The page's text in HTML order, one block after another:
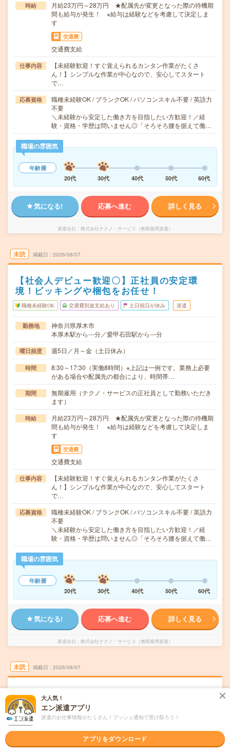
時給
月給23万円～28万円 ★配属先が変更となった際の待機期
間も給与が発生！ ※給与は経験などを考慮して決定しま
す
交通費
交通費支給
仕事内容
【未経験歓迎！すぐ覚えられるカンタン作業がたくさ
ん！】シンプルな作業が中心なので、安心してスタート
で…
応募資格
職種未経験OK / ブランクOK / パソコンスキル不要 / 英語力
不要
＼未経験から安定した働き方を目指したい方歓迎！／経
験・資格・学歴は問いません◎「そろそろ腰を据えて働…
職場の雰囲気
年齢層
20代
30代 40代 50代 60代
気になる! 応募へ進む 詳しく見る
派遣会社 株式会社テクノ・サービス（無期雇用派遣）
未読 掲載日 2026/08/07
【社会人デビュー歓迎〇】正社員の安定環
境！ピッキングや梱包をお任せ！
職種未経験OK 交通費別途支給あり 土日祝日が休み 派遣
勤務地
神奈川県厚木市
本厚木駅から---分／愛甲石田駅から---分
曜日頻度 週5日／月～金（土日休み）
時間
8:30～17:30（実働8時間）※上記は一例です。業務上必要
がある場合や配属先の都合により、時間帯…
期間
無期雇用（テクノ・サービスの正社員として勤務いただき
ます）
時給
月給23万円～28万円 ★配属先が変更となった際の待機期
間も給与が発生！ ※給与は経験などを考慮して決定しま
す
交通費
交通費支給
仕事内容
【未経験歓迎！すぐ覚えられるカンタン作業がたくさ
ん！】シンプルな作業が中心なので、安心してスタート
で…
応募資格
職種未経験OK / ブランクOK / パソコンスキル不要 / 英語力
不要
＼未経験から安定した働き方を目指したい方歓迎！／経
験・資格・学歴は問いません◎「そろそろ腰を据えて働…
職場の雰囲気
年齢層
20代
30代 40代 50代 60代
気になる! 応募へ進む 詳しく見る
派遣会社 株式会社テクノ・サービス（無期雇用派遣）
未読 掲載日 2026/08/07
【社会人デビュー歓迎〇】正社員の安定環
境！ピッキングや梱包をお任せ！
職種未経験OK 交通費別途支給あり 土日祝日が休み 派遣
神奈川県藤沢市
藤沢駅から---分／長後駅から---分／片瀬江ノ島駅から---分
大人気！
エン派遣アプリ
派遣のお仕事情報がたくさん！プッシュ通知で受け取ろう！
アプリをダウンロード